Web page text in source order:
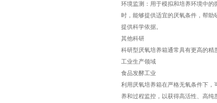
环境监测：用于模拟和培养环境中
时，能够提供适宜的厌氧条件，帮
提供科学依据。
其他科研
科研型厌氧培养箱通常具有更高的
工业生产领域
食品发酵工业
利用厌氧培养箱在严格无氧条件下
养和过程监控，以获得高活性、高纯